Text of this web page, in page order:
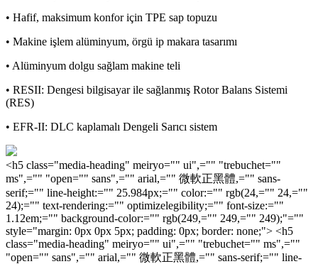
• Hafif, maksimum konfor için TPE sap topuzu
• Makine işlem alüminyum, örgü ip makara tasarımı
• Alüminyum dolgu sağlam makine teli
• RESII: Dengesi bilgisayar ile sağlanmış Rotor Balans Sistemi
(RES)
• EFR-II: DLC kaplamalı Dengeli Sarıcı sistem
<h5 class="media-heading" meiryo="" ui",="" "trebuchet=""
ms",="" "open="" sans",="" arial,="" 微軟正黑體,="" sans-
serif;="" line-height:="" 25.984px;="" color:="" rgb(24,="" 24,=""
24);="" text-rendering:="" optimizelegibility;="" font-size:=""
1.12em;="" background-color:="" rgb(249,="" 249,="" 249);"=""
style="margin: 0px 0px 5px; padding: 0px; border: none;"> <h5
class="media-heading" meiryo="" ui",="" "trebuchet="" ms",=""
"open="" sans",="" arial,="" 微軟正黑體,="" sans-serif;="" line-